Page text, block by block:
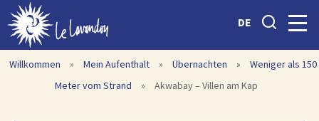
DE
Willkommen » Mein Aufenthalt » Übernachten »
Weniger als 150
Meter vom Strand
» Akwabay – Villen am Kap